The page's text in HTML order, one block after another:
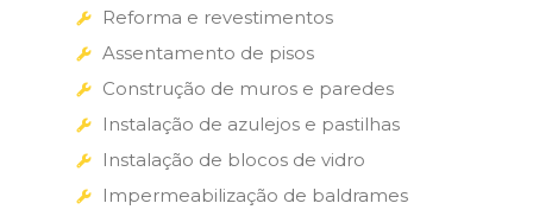
Reforma e revestimentos
Assentamento de pisos
Construção de muros e paredes
Instalação de azulejos e pastilhas
Instalação de blocos de vidro
Impermeabilização de baldrames